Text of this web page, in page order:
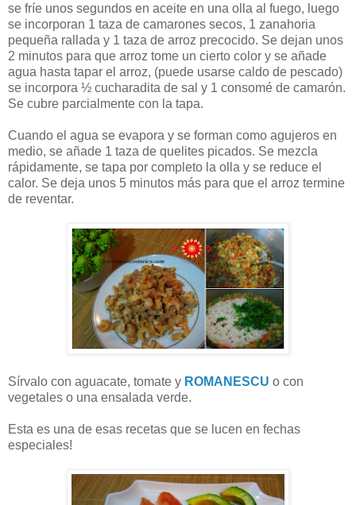
se fríe unos segundos en aceite en una olla al fuego, luego
se incorporan 1 taza de camarones secos, 1 zanahoria
pequeña rallada y 1 taza de arroz precocido. Se dejan unos
2 minutos para que arroz tome un cierto color y se añade
agua hasta tapar el arroz, (puede usarse caldo de pescado)
se incorpora ½ cucharadita de sal y 1 consomé de camarón.
Se cubre parcialmente con la tapa.
Cuando el agua se evapora y se forman como agujeros en
medio, se añade 1 taza de quelites picados. Se mezcla
rápidamente, se tapa por completo la olla y se reduce el
calor. Se deja unos 5 minutos más para que el arroz termine
de reventar.
Sírvalo con aguacate, tomate y ROMANESCU o con
vegetales o una ensalada verde.
Esta es una de esas recetas que se lucen en fechas
especiales!